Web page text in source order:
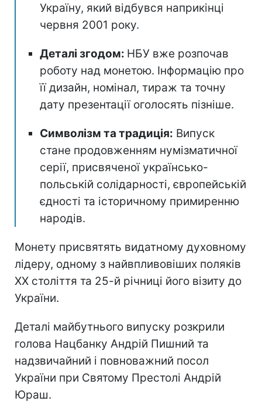
Україну, який відбувся наприкінці
червня 2001 року.
Деталі згодом: НБУ вже розпочав
роботу над монетою. Інформацію про
її дизайн, номінал, тираж та точну
дату презентації оголосять пізніше.
Символізм та традиція: Випуск
стане продовженням нумізматичної
серії, присвяченої українсько-
польській солідарності, європейській
єдності та історичному примиренню
народів.
Монету присвятять видатному духовному
лідеру, одному з найвпливовіших поляків
ХХ століття та 25-й річниці його візиту до
України.
Деталі майбутнього випуску розкрили
голова Нацбанку Андрій Пишний та
надзвичайний і повноважний посол
України при Святому Престолі Андрій
Юраш.